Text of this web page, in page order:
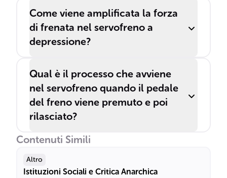
Come viene amplificata la forza
di frenata nel servofreno a
depressione?
Qual è il processo che avviene
nel servofreno quando il pedale
del freno viene premuto e poi
rilasciato?
Contenuti Simili
Altro
Istituzioni Sociali e Critica Anarchica